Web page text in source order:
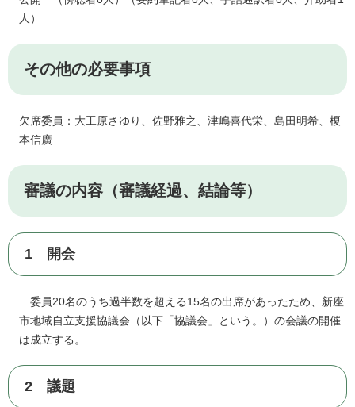
人）
その他の必要事項
欠席委員：大工原さゆり、佐野雅之、津嶋喜代栄、島田明希、榎
本信廣
審議の内容（審議経過、結論等）
1 開会
委員20名のうち過半数を超える15名の出席があったため、新座
市地域自立支援協議会（以下「協議会」という。）の会議の開催
は成立する。
2 議題